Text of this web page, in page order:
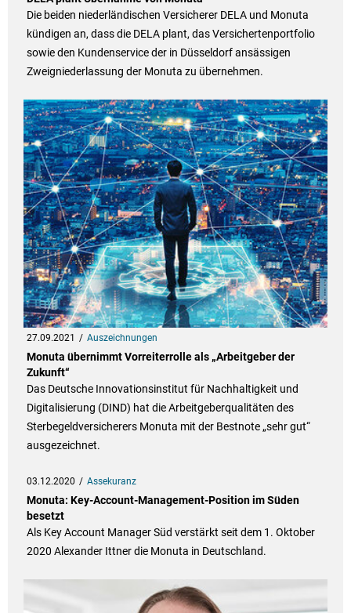
Die beiden niederländischen Versicherer DELA und Monuta
kündigen an, dass die DELA plant, das Versichertenportfolio
sowie den Kundenservice der in Düsseldorf ansässigen
Zweigniederlassung der Monuta zu übernehmen.
27.09.2021 Auszeichnungen
Monuta übernimmt Vorreiterrolle als „Arbeitgeber der
Zukunft“
Das Deutsche Innovationsinstitut für Nachhaltigkeit und
Digitalisierung (DIND) hat die Arbeitgeberqualitäten des
Sterbegeldversicherers Monuta mit der Bestnote „sehr gut“
ausgezeichnet.
03.12.2020 Assekuranz
Monuta: Key-Account-Management-Position im Süden
besetzt
Als Key Account Manager Süd verstärkt seit dem 1. Oktober
2020 Alexander Ittner die Monuta in Deutschland.